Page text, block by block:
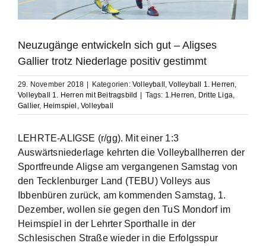
Neuzugänge entwickeln sich gut – Aligses
Gallier trotz Niederlage positiv gestimmt
29. November 2018 | Kategorien:Volleyball ,Volleyball 1. Herren
Volleyball 1. Herren mit Beitragsbild | Tags: 1.Herren Dritte Liga
Gallier, Heimspiel ,Volleyball
LEHRTE-ALIGSE (r/gg). Mit einer 1:3
Auswärtsniederlage kehrten die Volleyballherren der
Sportfreunde Aligse am vergangenen Samstag von
den Tecklenburger Land (TEBU) Volleys aus
Ibbenbüren zurück, am kommenden Samstag, 1.
Dezember, wollen sie gegen den TuS Mondorf im
Heimspiel in der Lehrter Sporthalle in der
Schlesischen Straße wieder in die Erfolgsspur